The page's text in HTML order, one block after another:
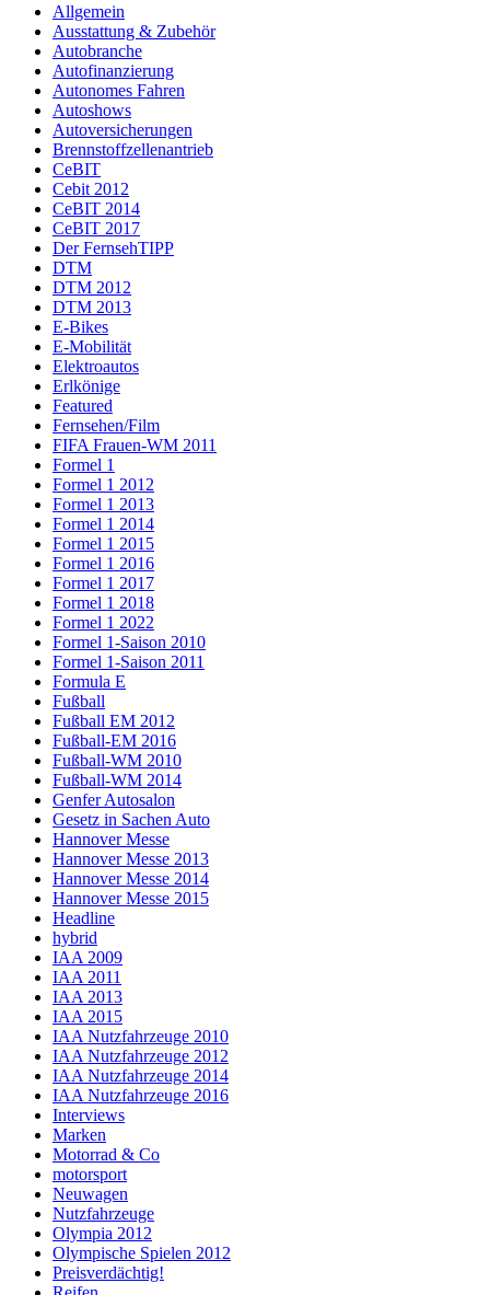
Allgemein
Ausstattung & Zubehör
Autobranche
Autofinanzierung
Autonomes Fahren
Autoshows
Autoversicherungen
Brennstoffzellenantrieb
CeBIT
Cebit 2012
CeBIT 2014
CeBIT 2017
Der FernsehTIPP
DTM
DTM 2012
DTM 2013
E-Bikes
E-Mobilität
Elektroautos
Erlkönige
Featured
Fernsehen/Film
FIFA Frauen-WM 2011
Formel 1
Formel 1 2012
Formel 1 2013
Formel 1 2014
Formel 1 2015
Formel 1 2016
Formel 1 2017
Formel 1 2018
Formel 1 2022
Formel 1-Saison 2010
Formel 1-Saison 2011
Formula E
Fußball
Fußball EM 2012
Fußball-EM 2016
Fußball-WM 2010
Fußball-WM 2014
Genfer Autosalon
Gesetz in Sachen Auto
Hannover Messe
Hannover Messe 2013
Hannover Messe 2014
Hannover Messe 2015
Headline
hybrid
IAA 2009
IAA 2011
IAA 2013
IAA 2015
IAA Nutzfahrzeuge 2010
IAA Nutzfahrzeuge 2012
IAA Nutzfahrzeuge 2014
IAA Nutzfahrzeuge 2016
Interviews
Marken
Motorrad & Co
motorsport
Neuwagen
Nutzfahrzeuge
Olympia 2012
Olympische Spielen 2012
Preisverdächtig!